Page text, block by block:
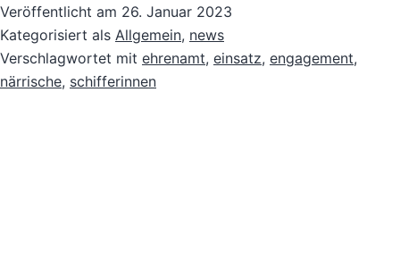
unsere
Veröffentlicht am 26. Januar 2023
Kategorisiert als Allgemein, news
Verschlagwortet mit ehrenamt, einsatz, engagement,
närrische, schifferinnen